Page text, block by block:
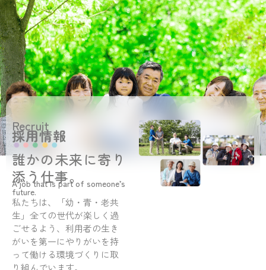
Recruit
採用情報
誰かの未来に寄り
添う仕事。
A job that is part of someone’s
future.
私たちは、「幼・青・老共
生」全ての世代が楽しく過
ごせるよう、利用者の生き
がいを第一にやりがいを持
って働ける環境づくりに取
り組んでいます。